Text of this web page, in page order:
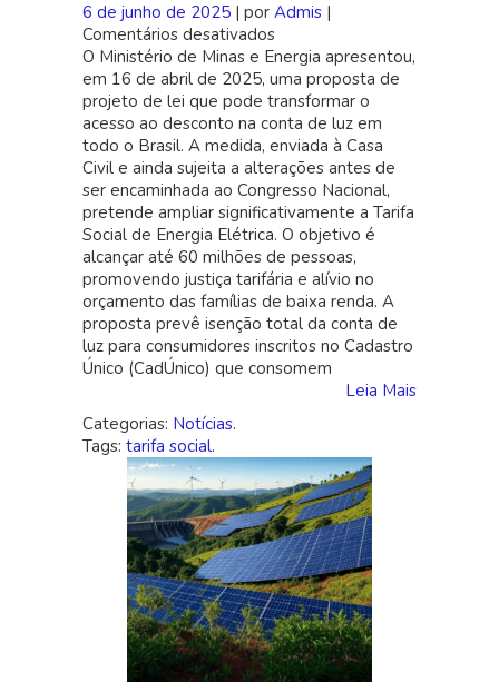
6 de junho de 2025 | por Admis |
Comentários desativados
Governo
propõe
novo
desconto
na
conta
de
luz
para
ampliar
tarifa
social
O Ministério de Minas e Energia apresentou,
em 16 de abril de 2025, uma proposta de
projeto de lei que pode transformar o
acesso ao desconto na conta de luz em
todo o Brasil. A medida, enviada à Casa
Civil e ainda sujeita a alterações antes de
ser encaminhada ao Congresso Nacional,
pretende ampliar significativamente a Tarifa
Social de Energia Elétrica. O objetivo é
alcançar até 60 milhões de pessoas,
promovendo justiça tarifária e alívio no
orçamento das famílias de baixa renda. A
proposta prevê isenção total da conta de
luz para consumidores inscritos no Cadastro
Único (CadÚnico) que consomem
Leia Mais
Categorias: Notícias.
Tags: tarifa social.